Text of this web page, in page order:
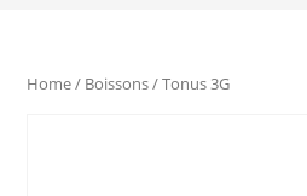
Home/ Boissons/ Tonus 3G